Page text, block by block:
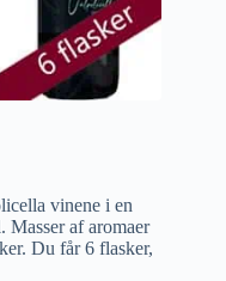
vinene i en
Masser af aromaer
Du får 6 flasker,